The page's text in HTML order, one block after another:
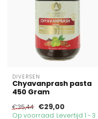
DIVERSEN
Chyavanprash pasta
450 Gram
€35,44 €29,00
Op voorraad. Levertijd 1 - 3